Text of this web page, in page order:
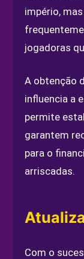
império,
jogadoras
A obtenção
influencia a
permite
garantem
para o
arriscadas.
Com o